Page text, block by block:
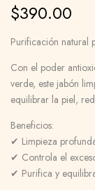
$390.00
Purificación natural
Con el poder
verde, este jabón
equilibrar la piel,
Beneficios:
✔ Limpieza
✔ Controla el
✔ Purifica y